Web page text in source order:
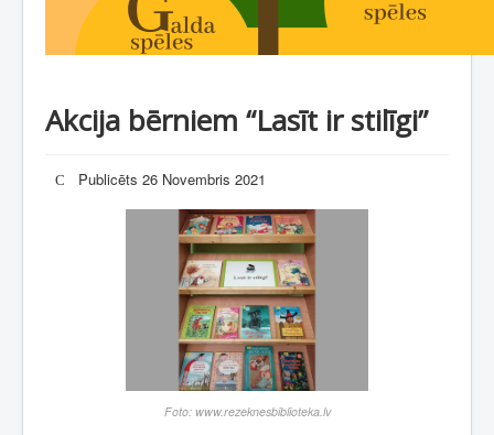
Akcija bērniem “Lasīt ir stilīgi”
Publicēts 26 Novembris 2021
Foto: www.rezeknesbiblioteka.lv